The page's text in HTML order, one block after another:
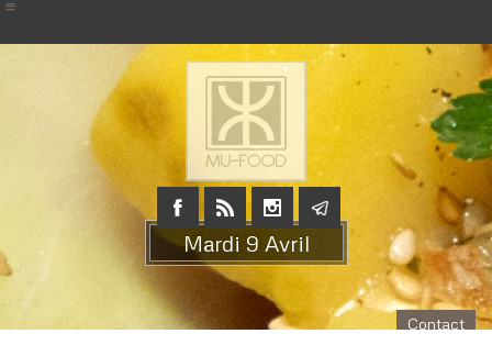
Mardi 9 Avril
Contact